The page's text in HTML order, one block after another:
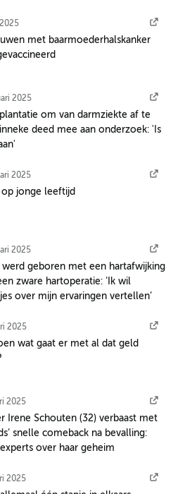
met baarmoederhalskanker
2025
om van darmziekte af te
deed mee aan onderzoek: 'Is
2025
jonge leeftijd
2025
werd geboren met een hartafwijking
zware hartoperatie: ’Ik wil
over mijn ervaringen vertellen’
2025
wat gaat er met al dat geld
2025
Irene Schouten (32) verbaast met
snelle comeback na bevalling:
over haar geheim
2025